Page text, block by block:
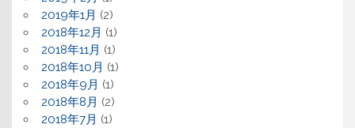
2019年1月 (2)
2018年12月 (1)
2018年11月 (1)
2018年10月 (1)
2018年9月 (1)
2018年8月 (2)
2018年7月 (1)